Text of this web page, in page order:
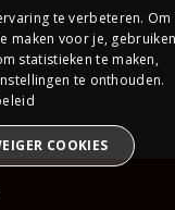
te verbeteren. Om
maken voor je,
statistieken te maken,
te onthouden.
COOKIES